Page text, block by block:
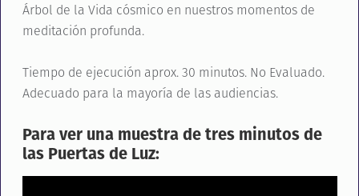
Árbol de la Vida cósmico en nuestros momentos de
meditación profunda.
Tiempo de ejecución aprox. 30 minutos. No Evaluado.
Adecuado para la mayoría de las audiencias.
Para ver una muestra de tres minutos de
las Puertas de Luz: